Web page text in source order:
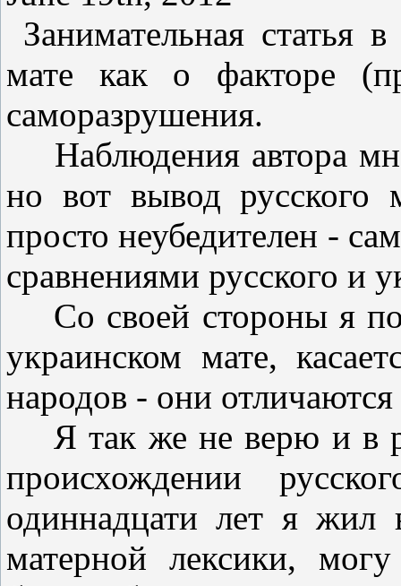
Занимательная статья
мате как о факторе
саморазрушения.
Наблюдения автора
но вот вывод русского
просто неубедителен -
сравнениями русского и
Со своей стороны я
украинском мате,
народов - они
Я так же не верю и в
происхождении
одиннадцати лет я жил
матерной лексики,